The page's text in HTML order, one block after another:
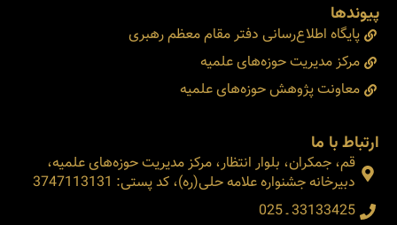
پیوندها
پایگاه اطلاع‌رسانی دفتر مقام معظم رهبری
مرکز مدیریت حوزه‌های علمیه
معاونت پژوهش حوزه‌های علمیه
ارتباط با ما
قم، جمکران، بلوار انتظار، مرکز مدیریت حوزه‌های علمیه،
دبیرخانه جشنواره علامه حلی(ره)، کد پستی: 3747113131
33133425 ـ 025